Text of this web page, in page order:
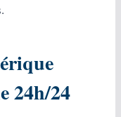
24h/24